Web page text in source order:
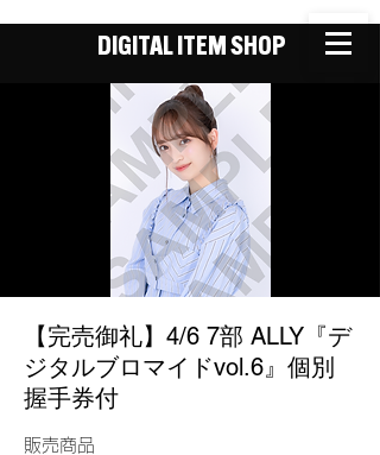
DIGITAL ITEM SHOP
【完売御礼】4/6 7部 ALLY『デ
ジタルブロマイドvol.6』個別
握手券付
販売商品